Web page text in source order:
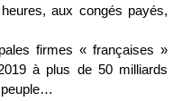
aux congés payés,
firmes « françaises »
à plus de 50 milliards
peuple…